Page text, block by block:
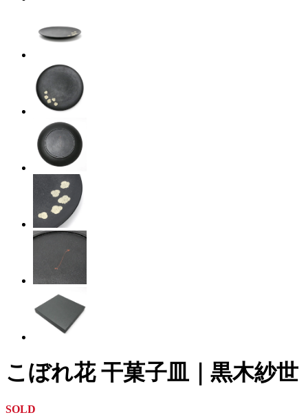
こぼれ花 干菓子皿｜黒木紗世
SOLD